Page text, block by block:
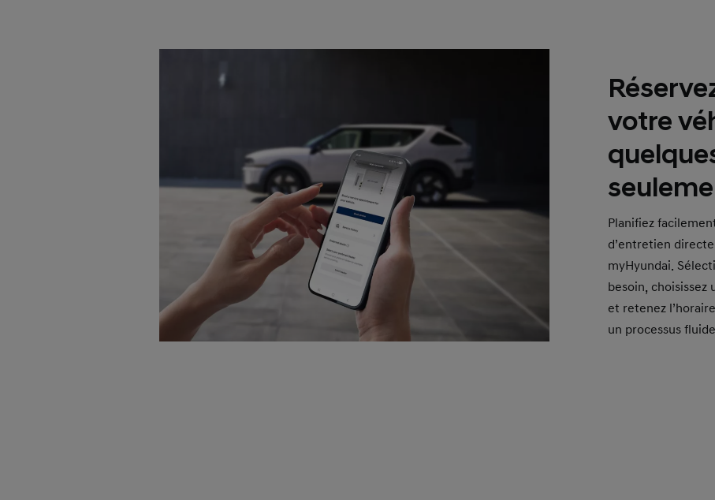
votre
Planifiez
d’entretien
myHyundai.
besoin, choisissez
et retenez
un processus